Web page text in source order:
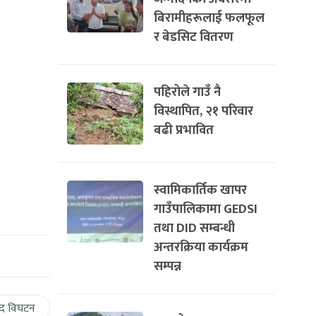
विघटन
बिरामीहरूलाई फलफूल
र बेडसिट वितरण
पहिरोले गाउँ नै
विस्थापित, २१ परिवार
बढी प्रभावित
स्वामिकार्तिक खापर
गाउँपालिकामा GEDSI
तथा DID सम्बन्धी
अन्तरक्रिया कार्यक्रम
सम्पन्न